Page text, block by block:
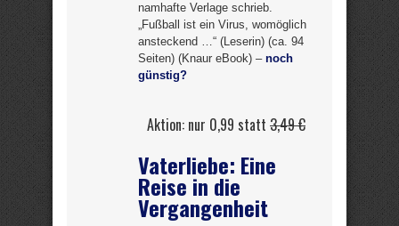
namhafte Verlage schrieb.
„Fußball ist ein Virus, womöglich
ansteckend …“ (Leserin) (ca. 94
Seiten) (Knaur eBook) – noch
günstig?
Aktion: nur 0,99 statt 3,49 €
Vaterliebe: Eine
Reise in die
Vergangenheit